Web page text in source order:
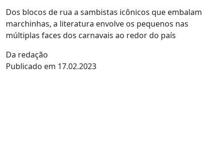
Dos blocos de rua a sambistas icônicos que embalam
marchinhas, a literatura envolve os pequenos nas
múltiplas faces dos carnavais ao redor do país
Da redação
Publicado em 17.02.2023